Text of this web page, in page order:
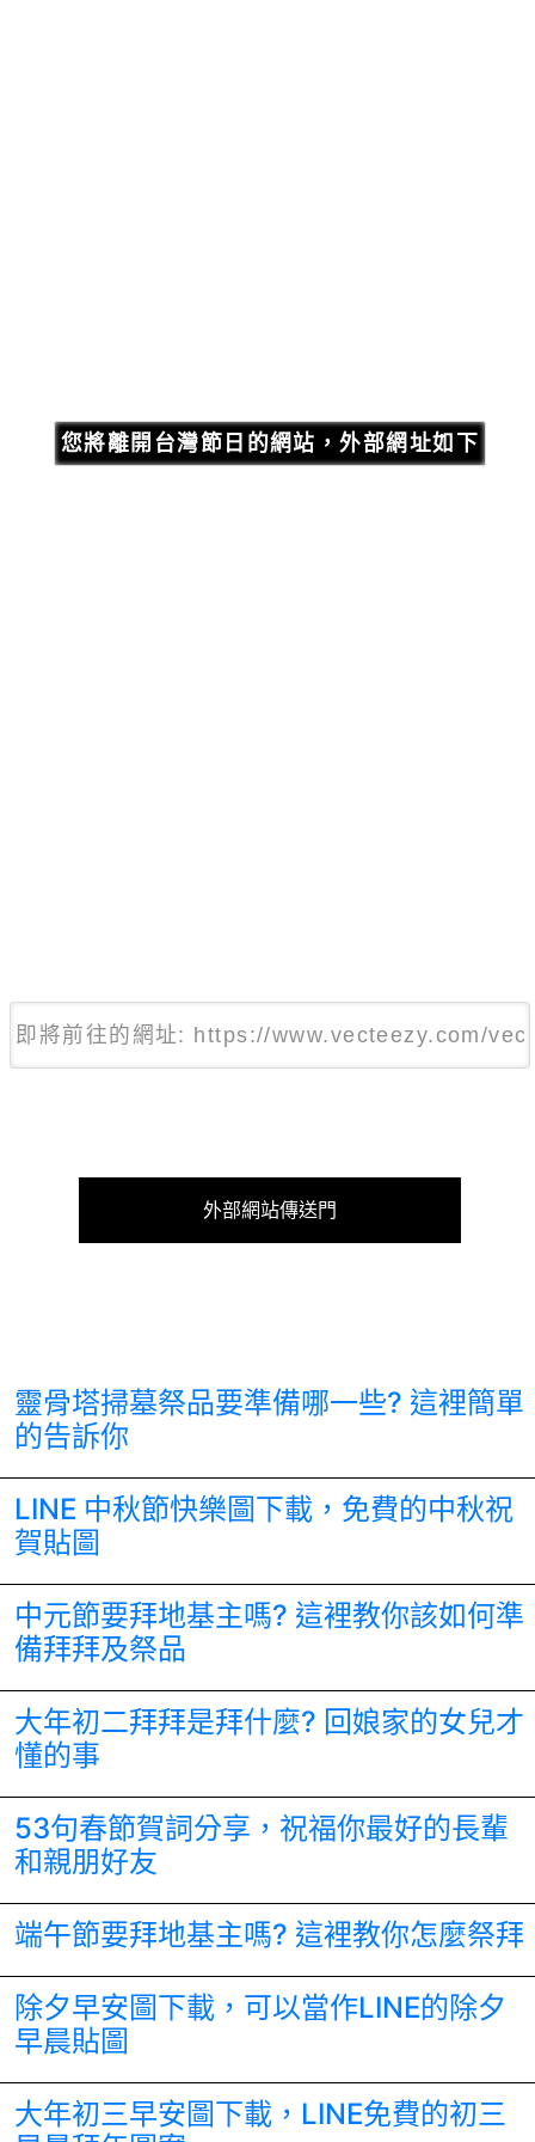
外部網站傳送門
靈骨塔掃墓祭品要準備哪一些? 這裡簡單
的告訴你
LINE 中秋節快樂圖下載，免費的中秋祝
賀貼圖
中元節要拜地基主嗎? 這裡教你該如何準
備拜拜及祭品
大年初二拜拜是拜什麼? 回娘家的女兒才
懂的事
53句春節賀詞分享，祝福你最好的長輩
和親朋好友
端午節要拜地基主嗎? 這裡教你怎麼祭拜
除夕早安圖下載，可以當作LINE的除夕
早晨貼圖
大年初三早安圖下載，LINE免費的初三